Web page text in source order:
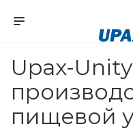
Upax-
пищевой